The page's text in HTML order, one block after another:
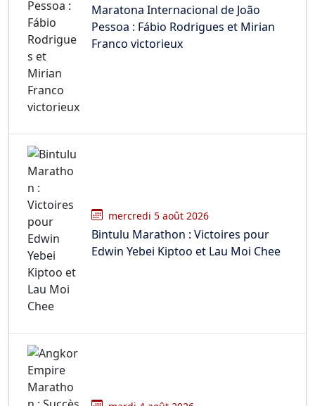
Maratona Internacional de João
Pessoa : Fábio Rodrigues et Mirian
Franco victorieux
mercredi 5 août 2026
Bintulu Marathon : Victoires pour
Edwin Yebei Kiptoo et Lau Moi Chee